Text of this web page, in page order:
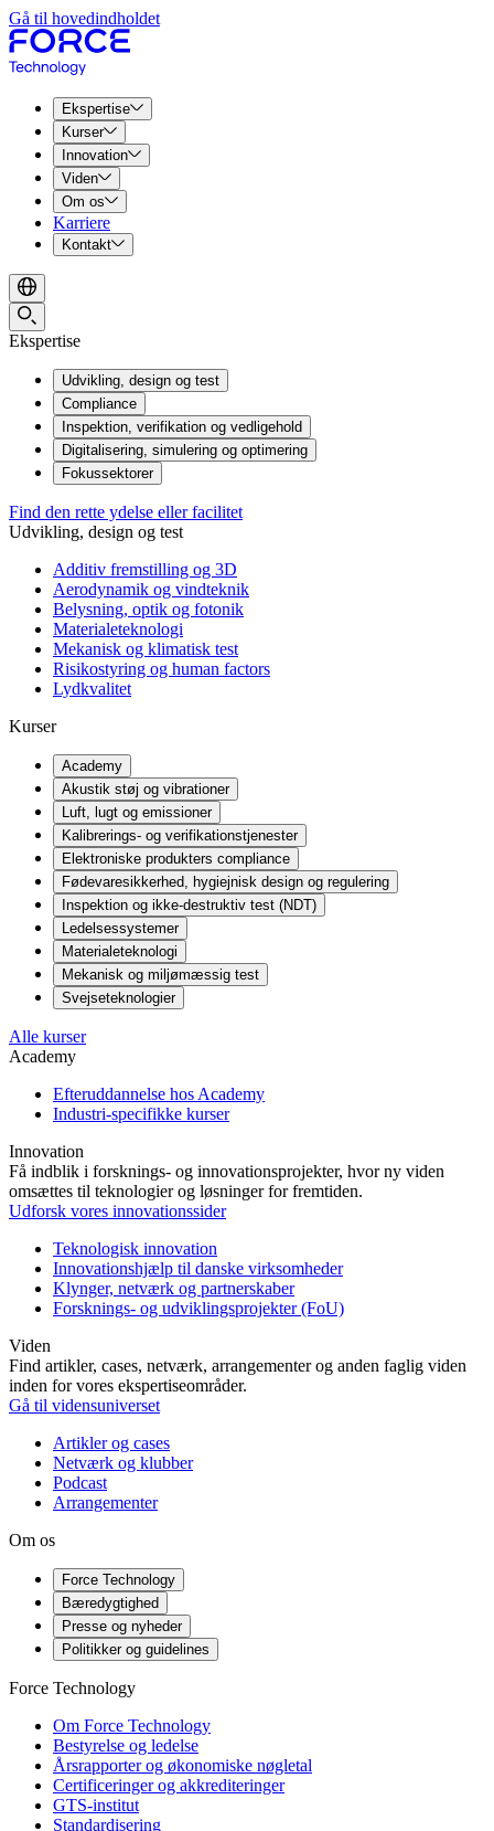
Gå til hovedindholdet
Ekspertise
Kurser
Innovation
Viden
Om os
Karriere
Kontakt
Ekspertise
Udvikling, design og test
Compliance
Inspektion, verifikation og vedligehold
Digitalisering, simulering og optimering
Fokussektorer
Find den rette ydelse eller facilitet
Udvikling, design og test
Additiv fremstilling og 3D
Aerodynamik og vindteknik
Belysning, optik og fotonik
Materialeteknologi
Mekanisk og klimatisk test
Risikostyring og human factors
Lydkvalitet
Kurser
Academy
Akustik støj og vibrationer
Luft, lugt og emissioner
Kalibrerings- og verifikationstjenester
Elektroniske produkters compliance
Fødevaresikkerhed, hygiejnisk design og regulering
Inspektion og ikke-destruktiv test (NDT)
Ledelsessystemer
Materialeteknologi
Mekanisk og miljømæssig test
Svejseteknologier
Alle kurser
Academy
Efteruddannelse hos Academy
Industri-specifikke kurser
Innovation
Få indblik i forsknings- og innovationsprojekter, hvor ny viden
omsættes til teknologier og løsninger for fremtiden.
Udforsk vores innovationssider
Teknologisk innovation
Innovationshjælp til danske virksomheder
Klynger, netværk og partnerskaber
Forsknings- og udviklingsprojekter (FoU)
Viden
Find artikler, cases, netværk, arrangementer og anden faglig viden
inden for vores ekspertiseområder.
Gå til vidensuniverset
Artikler og cases
Netværk og klubber
Podcast
Arrangementer
Om os
Force Technology
Bæredygtighed
Presse og nyheder
Politikker og guidelines
Force Technology
Om Force Technology
Bestyrelse og ledelse
Årsrapporter og økonomiske nøgletal
Certificeringer og akkrediteringer
GTS-institut
Standardisering